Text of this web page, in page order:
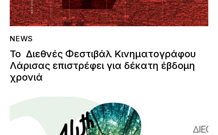
NEWS
Το Διεθνές Φεστιβάλ Κινηματογράφου
Λάρισας επιστρέφει για δέκατη έβδομη
χρονιά